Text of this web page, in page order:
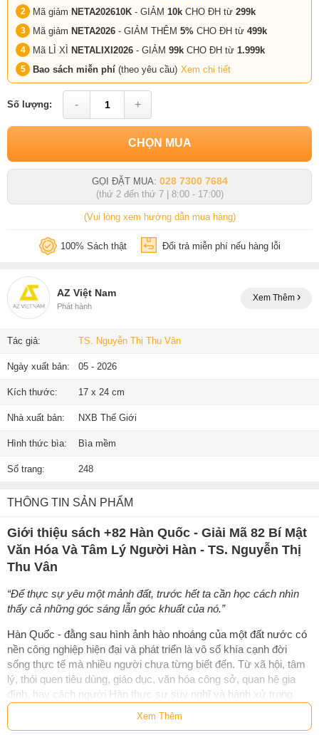
Mã giảm NETA202610K - GIẢM 10k CHO ĐH từ 299k
Mã giảm NETA2026 - GIẢM THÊM 5% CHO ĐH từ 499k
Mã LÌ XÌ NETALIXI2026 - GIẢM 99k CHO ĐH từ 1.999k
Bao sách miễn phí (theo yêu cầu) Xem chi tiết
Số lượng: - +
CHỌN MUA
GỌI ĐẶT MUA: 028 7300 7684
(thứ 2 đến thứ 7 | 8:00 - 17:00)
(Vui lòng xem hướng dẫn mua hàng)
100% Sách thật Đổi trả miễn phí nếu hàng lỗi
AZ Việt Nam
Phát hành
Xem Thêm
Tác giả: TS. Nguyễn Thị Thu Vân
Ngày xuất bản: 05 - 2026
Kích thước: 17 x 24 cm
Nhà xuất bản: NXB Thế Giới
Hình thức bìa: Bìa mềm
Số trang: 248
THÔNG TIN SẢN PHẨM
Giới thiệu sách +82 Hàn Quốc - Giải Mã 82 Bí Mật
Văn Hóa Và Tâm Lý Người Hàn - TS. Nguyễn Thị
Thu Vân
“Để thực sự yêu một mảnh đất, trước hết ta cần học cách nhìn
thấy cả những góc sáng lẫn góc khuất của nó.”
Hàn Quốc - đằng sau hình ảnh hào nhoáng của một đất nước có
nền công nghiệp hiện đại và phát triển là vô số khía cạnh đời
sống thực tế mà nhiều người chưa từng biết đến. Từ xã hội, tâm
lý, thói quen tiêu dùng, giáo dục, văn hóa công sở, quan hệ gia
đình, hay cách người Hàn thực sự suy nghĩ và hành xử trong
cuộc sống hàng ngày.
Xem Thêm